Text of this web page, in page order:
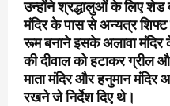
उन्होंने श्रद्धालुओं के लिए शेड
मंदिर के पास से अन्यत्र
रूम बनाने इसके अलावा
की दीवाल को हटाकर ग्रील
माता मंदिर और हनुमान
रखने जे निर्देश दिए थे।